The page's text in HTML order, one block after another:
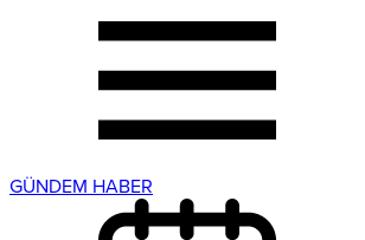
GÜNDEM HABER